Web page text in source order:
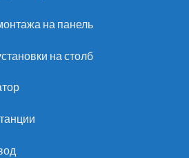
на панель
на столб